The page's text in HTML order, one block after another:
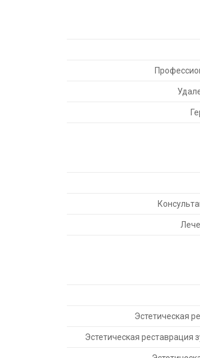
Эстетическая
Эстетическая